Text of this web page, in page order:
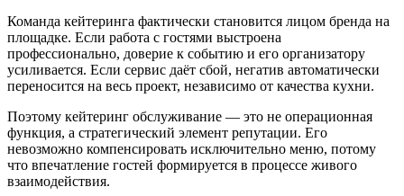
Команда кейтеринга фактически становится лицом бренда на
площадке. Если работа с гостями выстроена
профессионально, доверие к событию и его организатору
усиливается. Если сервис даёт сбой, негатив автоматически
переносится на весь проект, независимо от качества кухни.
Поэтому кейтеринг обслуживание — это не операционная
функция, а стратегический элемент репутации. Его
невозможно компенсировать исключительно меню, потому
что впечатление гостей формируется в процессе живого
взаимодействия.